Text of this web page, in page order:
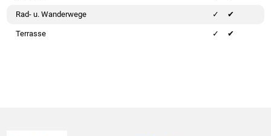
Rad- u. Wanderwege ✔
Terrasse ✔